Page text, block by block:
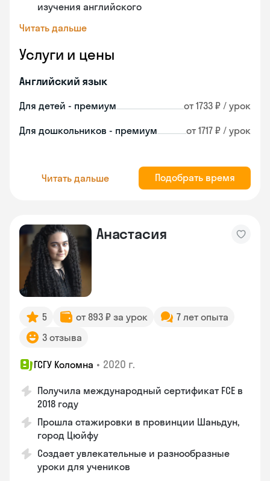
изучения английского
Читать дальше
Услуги и цены
Английский язык
Для детей - премиум от 1733 ₽ / урок
Для дошкольников - премиум от 1717 ₽ / урок
Читать дальше Подобрать время
Анастасия
5 от 893 ₽ за урок
7 лет опыта
3 отзыва
ГСГУ Коломна • 2020 г.
Получила международный сертификат FCE в
2018 году
Прошла стажировки в провинции Шаньдун,
город Цюйфу
Создает увлекательные и разнообразные
уроки для учеников